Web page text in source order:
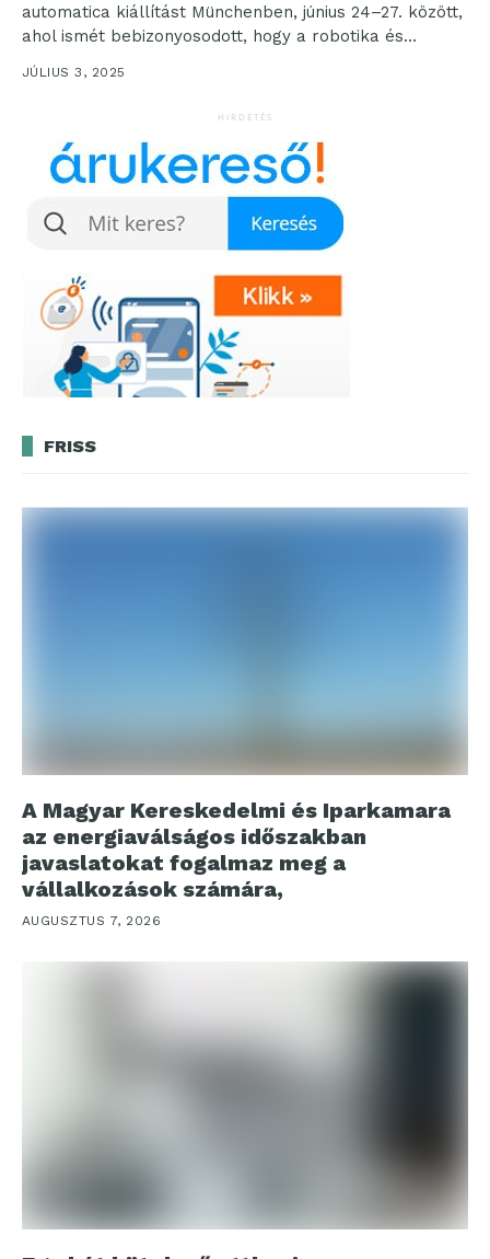
automatica kiállítást Münchenben, június 24–27. között,
ahol ismét bebizonyosodott, hogy a robotika és
intelligens automatizálás világszintű...
JÚLIUS 3, 2025
HIRDETÉS
FRISS
A Magyar Kereskedelmi és Iparkamara
az energiaválságos időszakban
javaslatokat fogalmaz meg a
vállalkozások számára,
AUGUSZTUS 7, 2026